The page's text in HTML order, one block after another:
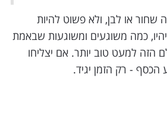
שחור או לבן, ולא פשוט להיות
כמה משוגעים ומשוגעות שבאמת
הזה למעט טוב יותר. אם יצליחו
הכסף - רק הזמן יגיד.